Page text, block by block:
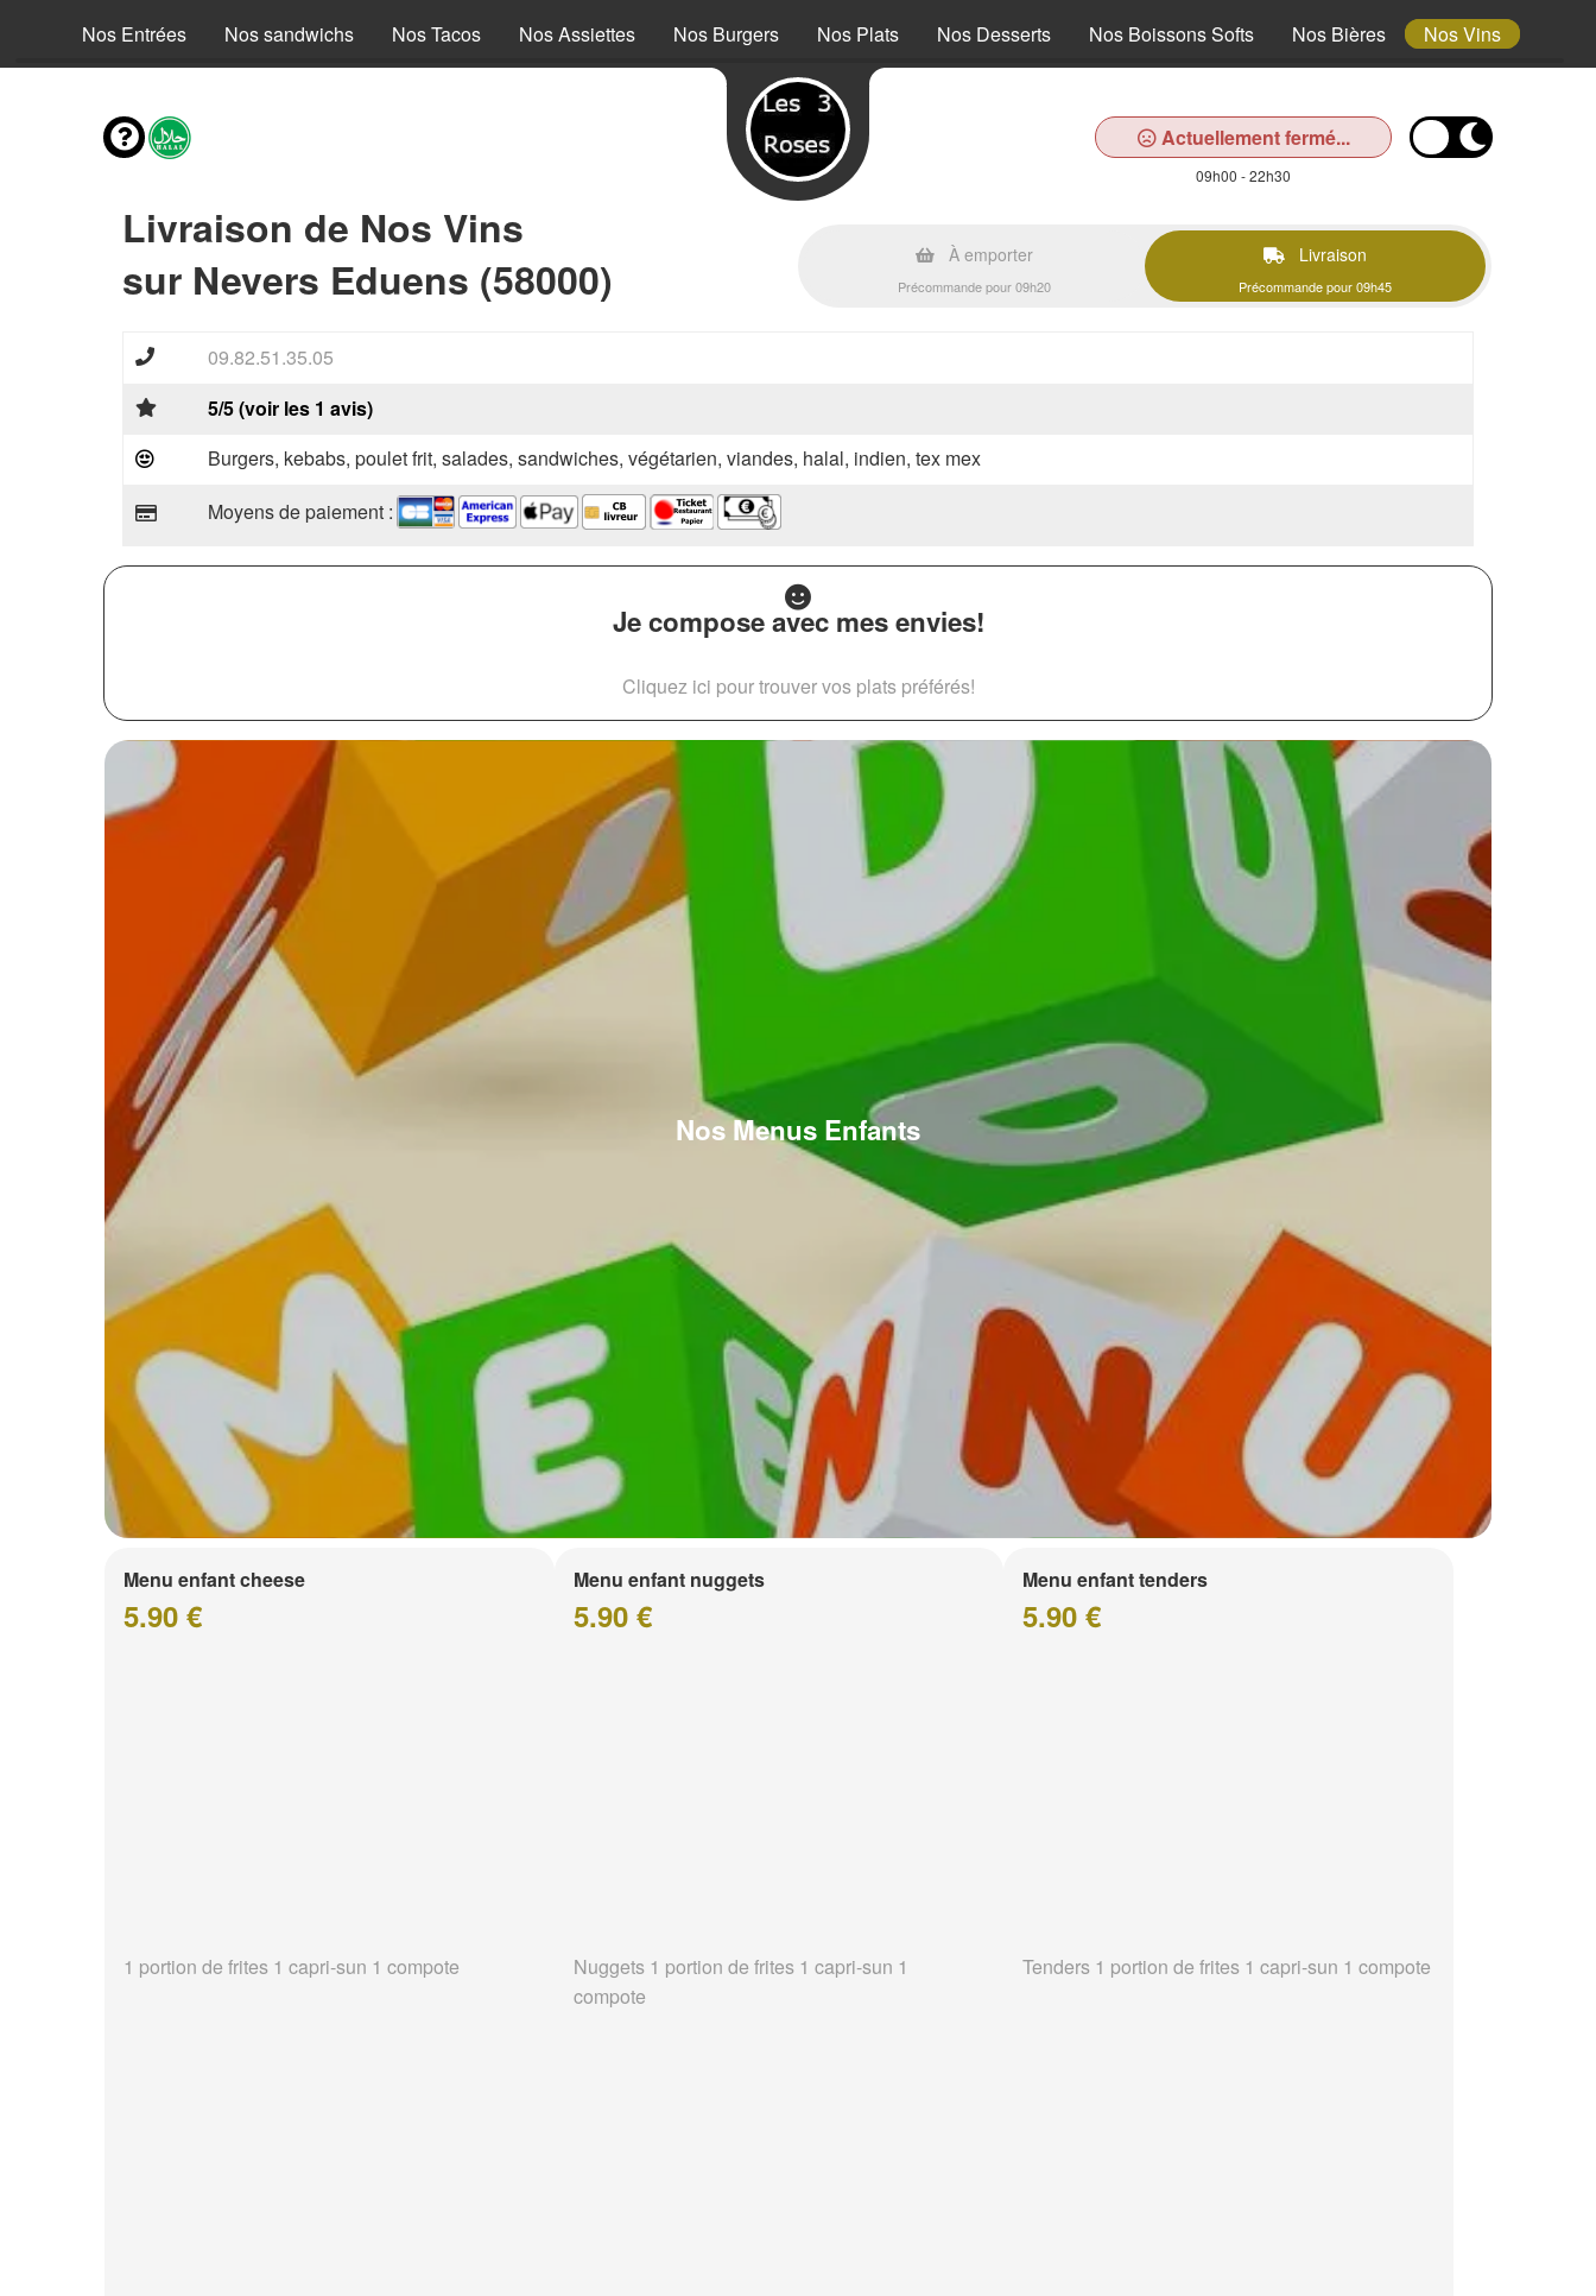
Nos Entrées Nos sandwichs Nos Tacos Nos Assiettes Nos Burgers Nos Plats Nos Desserts Nos Boissons Softs Nos Bières Nos Vins
Actuellement fermé...
09h00 - 22h30
Livraison de Nos Vins
sur Nevers Eduens (58000)
À emporter
Précommande pour 09h20
Livraison
Précommande pour 09h45
09.82.51.35.05
5/5 (voir les 1 avis)
Burgers, kebabs, poulet frit, salades, sandwiches, végétarien, viandes, halal, indien, tex mex
Moyens de paiement :
Je compose avec mes envies!
Cliquez ici pour trouver vos plats préférés!
Nos Menus Enfants
Menu enfant cheese
5.90 €
1 portion de frites 1 capri-sun 1 compote
Menu enfant nuggets
5.90 €
Nuggets 1 portion de frites 1 capri-sun 1
compote
Menu enfant tenders
5.90 €
Tenders 1 portion de frites 1 capri-sun 1 compote